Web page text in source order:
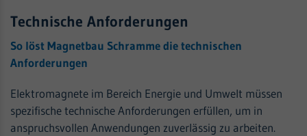
Technische Anforderungen
So löst Magnetbau Schramme die technischen
Anforderungen
Elektromagnete im Bereich Energie und Umwelt müssen
spezifische technische Anforderungen erfüllen, um in
anspruchsvollen Anwendungen zuverlässig zu arbeiten.